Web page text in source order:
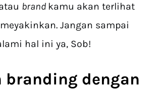
brand kamu akan terlihat
Jangan sampai
hal ini ya, Sob!
branding dengan